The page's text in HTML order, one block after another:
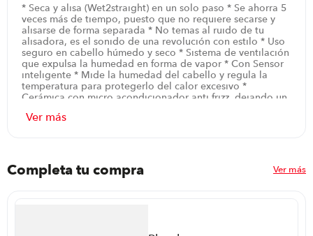
* Seca y alisa (Wet2straight) en un solo paso * Se ahorra 5
veces más de tiempo, puesto que no requiere secarse y
alisarse de forma separada * No temas al ruido de tu
alisadora, es el sonido de una revolución con estilo * Uso
seguro en cabello húmedo y seco * Sistema de ventilación
que expulsa la humedad en forma de vapor * Con Sensor
inteligente * Mide la humedad del cabello y regula la
temperatura para protegerlo del calor excesivo *
Cerámica con micro acondicionador anti frizz, dejando un
Pantalla digital para control de temperatura *
Completa tu compra Ver más